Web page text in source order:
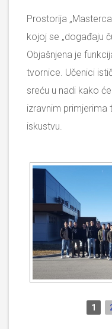
Prostorija
kojoj se „događaju
Objašnjena je
tvornice. Učenici
sreću u nadi kako
izravnim primjerima
iskustvu.
1